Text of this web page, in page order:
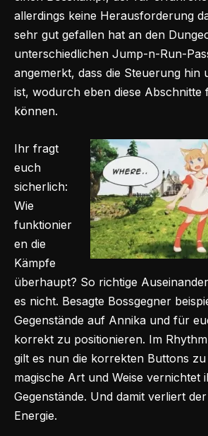
allerdings keine Herausforderung
sehr gut gefallen hat an den
unterschiedlichen Jump-n-Run-
angemerkt, dass die Steuerung hin
ist, wodurch eben diese Abschnitte
können.
Ihr fragt
euch
sicherlich:
Wie
funktionier
en die
Kämpfe
überhaupt? So richtige
es nicht. Besagte Bossgegner
Gegenstände auf Annika und für
korrekt zu positionieren. Im
gilt es nun die korrekten Buttons
magische Art und Weise vernichtet
Gegenstände. Und damit verliert
Energie.